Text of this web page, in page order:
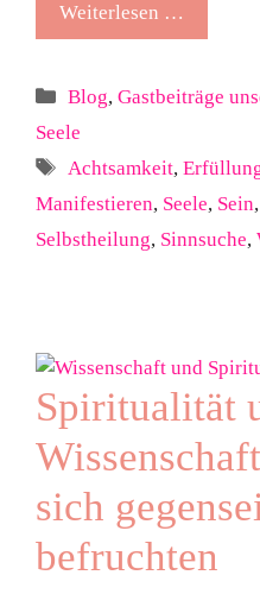
Weiterlesen …
Kategorien
Blog,Gastbeiträge
Seele
Schlagwörter
Achtsamkeit,
Manifestieren, Seele, Sein,
Selbstheilung, Sinnsuche,
Spiritualität
sich
befruchten